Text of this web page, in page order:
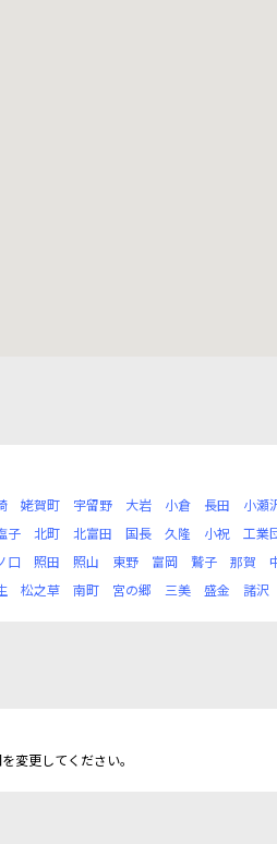
姥賀町 宇留野 大岩 小倉 長田 小瀬
子 北町 北富田 国長 久隆 小祝 工業
口 照田 照山 東野 富岡 鷲子 那賀
松之草 南町 宮の郷 三美 盛金 諸沢
変更してください。